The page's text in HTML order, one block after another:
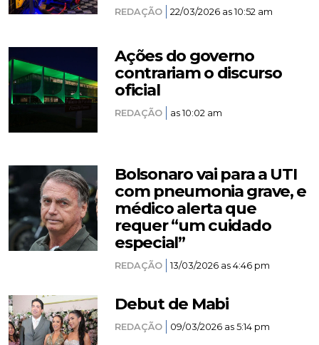
REDAÇÃO 22/03/2026 as 10:52 am
Ações do governo
contrariam o discurso
oficial
REDAÇÃO as 10:02 am
Bolsonaro vai para a UTI
com pneumonia grave, e
médico alerta que
requer “um cuidado
especial”
REDAÇÃO 13/03/2026 as 4:46 pm
Debut de Mabi
REDAÇÃO 09/03/2026 as 5:14 pm